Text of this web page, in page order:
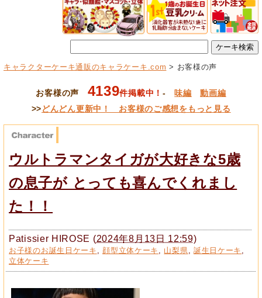
キャラクターケーキ通販のキャラケーキ.com > お客様の声
お客様の声 4139件掲載中！ - 味編
動画編
>>どんどん更新中！ お客様のご感想をもっと見る
ウルトラマンタイガが大好きな5歳
の息子が とっても喜んでくれまし
た！！
Patissier HIROSE (2024年8月13日 12:59)
お子様のお誕生日ケーキ 顔型立体ケーキ 山梨県 誕生日ケーキ
立体ケーキ